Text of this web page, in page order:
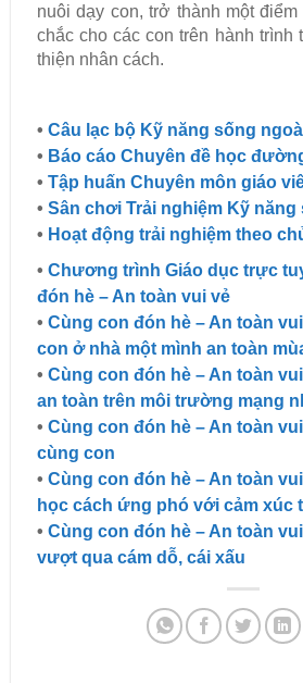
nuôi dạy con, trở thành một
chắc cho các con trên hành trình
thiện nhân cách.
• Câu lạc bộ Kỹ năng sống
• Báo cáo Chuyên đề học
• Tập huấn Chuyên môn giáo
• Sân chơi Trải nghiệm Kỹ năng
• Hoạt động trải nghiệm theo
• Chương trình Giáo dục trực
đón hè – An toàn vui vẻ
• Cùng con đón hè – An toàn
con ở nhà một mình an toàn
• Cùng con đón hè – An toàn
an toàn trên môi trường mạng
• Cùng con đón hè – An toàn
cùng con
• Cùng con đón hè – An toàn
học cách ứng phó với cảm xúc
• Cùng con đón hè – An toàn
vượt qua cám dỗ, cái xấu